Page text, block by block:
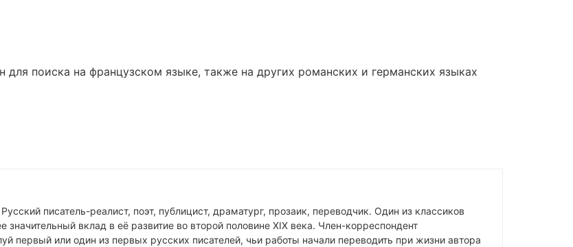
для поиска на французском языке, также на других романских и германских языках
писатель-реалист, поэт, публицист, драматург, прозаик, переводчик. Один из классиков
значительный вклад в её развитие во второй половине XIX века. Член-корреспондент
первый или один из первых русских писателей, чьи работы начали переводить при жизни автора